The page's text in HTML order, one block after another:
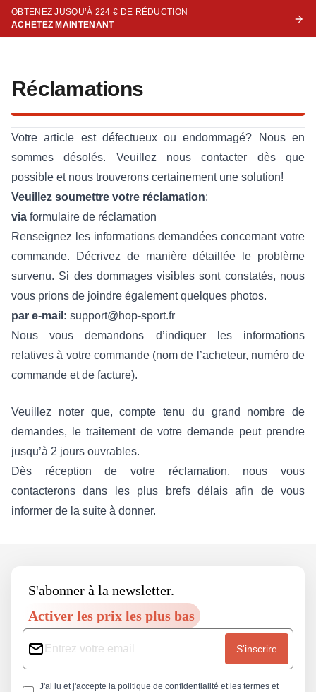
OBTENEZ JUSQU’À 224 € DE RÉDUCTION
ACHETEZ MAINTENANT
Réclamations
Votre article est défectueux ou endommagé? Nous en
sommes désolés. Veuillez nous contacter dès que
possible et nous trouverons certainement une solution!
Veuillez soumettre votre réclamation:
via formulaire de réclamation
Renseignez les informations demandées concernant votre
commande. Décrivez de manière détaillée le problème
survenu. Si des dommages visibles sont constatés, nous
vous prions de joindre également quelques photos.
par e-mail: support@hop-sport.fr
Nous vous demandons d’indiquer les informations
relatives à votre commande (nom de l’acheteur, numéro de
commande et de facture).
Veuillez noter que, compte tenu du grand nombre de
demandes, le traitement de votre demande peut prendre
jusqu’à 2 jours ouvrables.
Dès réception de votre réclamation, nous vous
contacterons dans les plus brefs délais afin de vous
informer de la suite à donner.
S'abonner à la newsletter.
Activer les prix les plus bas
S'inscrire
J'ai lu et j'accepte la politique de confidentialité et les termes et